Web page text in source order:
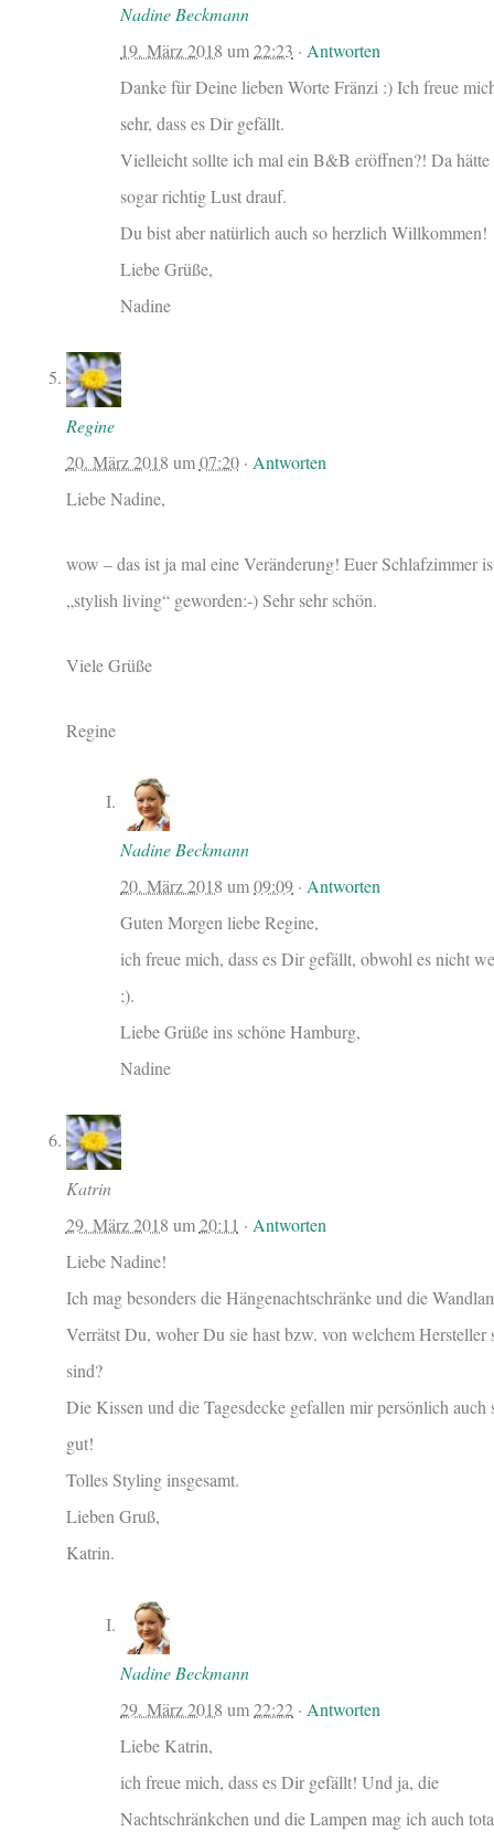
Nadine Beckmann
19. März 2018 um22:23 ·Antworten
Danke für Deine lieben Worte Fränzi :) Ich freue
sehr, dass es Dir gefällt.
Vielleicht sollte ich mal ein B&B eröffnen?! Da
sogar richtig Lust drauf.
Du bist aber natürlich auch so herzlich Willkommen!
Liebe Grüße,
Nadine
Regine
20. März 2018 um07:20· Antworten
Liebe Nadine,
wow – das ist ja mal eine Veränderung! Euer Schlafzimmer
„stylish living“ geworden:-) Sehr sehr schön.
Viele Grüße
Regine
Nadine Beckmann
20. März 2018 um09:09 ·Antworten
Guten Morgen liebe Regine,
ich freue mich, dass es Dir gefällt, obwohl es nicht
;).
Liebe Grüße ins schöne Hamburg,
Nadine
Katrin
29. März 2018 um20:11 · Antworten
Liebe Nadine!
Ich mag besonders die Hängenachtschränke und die
Verrätst Du, woher Du sie hast bzw. von welchem Hersteller
sind?
Die Kissen und die Tagesdecke gefallen mir persönlich auch
gut!
Tolles Styling insgesamt.
Lieben Gruß,
Katrin.
Nadine Beckmann
29. März 2018 um22:22 · Antworten
Liebe Katrin,
ich freue mich, dass es Dir gefällt! Und ja, die
Nachtschränkchen und die Lampen mag ich auch